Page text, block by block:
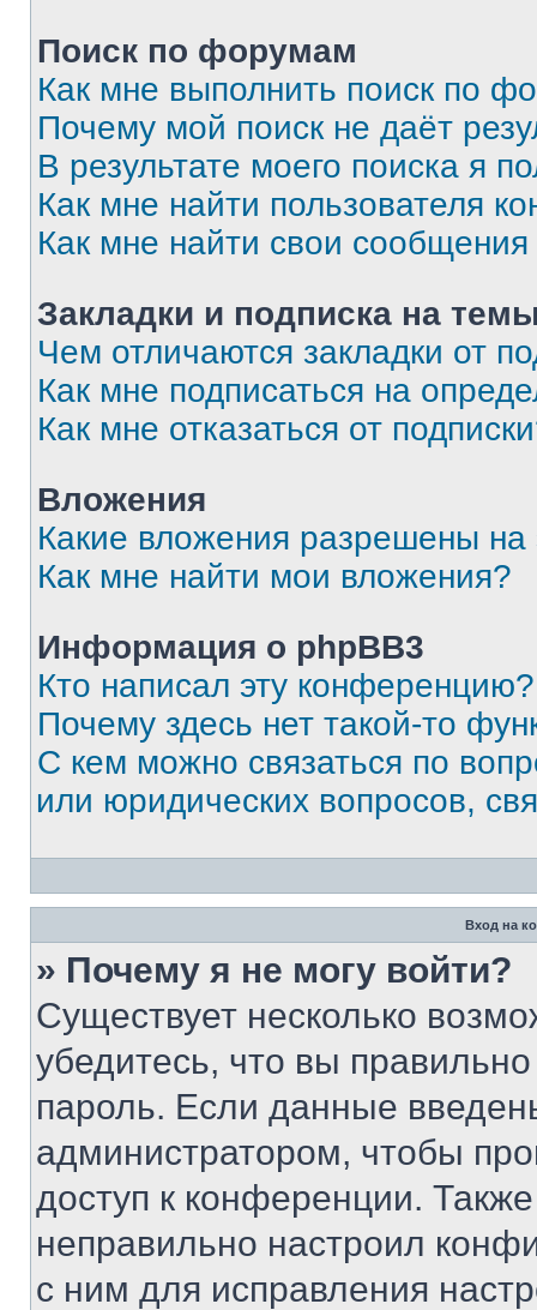
Поиск по форумам
Как мне выполнить поиск по
Почему мой поиск не даёт
В результате моего поиска я
Как мне найти пользователя
Как мне найти свои
Закладки и подписка на
Чем отличаются закладки от
Как мне подписаться на
Как мне отказаться от
Вложения
Какие вложения разрешены
Как мне найти мои вложения?
Информация о phpBB3
Кто написал эту конференцию?
Почему здесь нет такой-то
С кем можно связаться по
или юридических вопросов,
Вход на
» Почему я не могу войти?
Существует несколько
убедитесь, что вы
пароль. Если данные
администратором, чтобы
доступ к конференции.
неправильно настроил
с ним для исправления